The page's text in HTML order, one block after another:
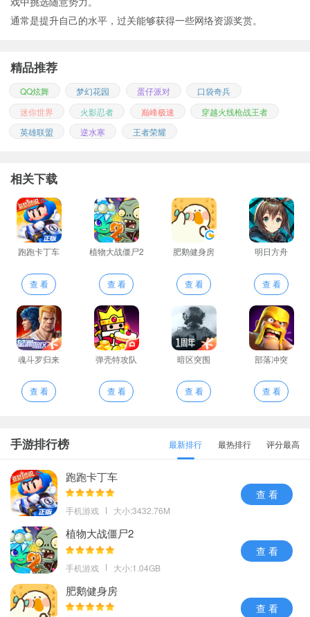
通常是提升自己的水平，过关能够获得一些网络资源奖赏。
精品推荐
QQ炫舞 梦幻花园 蛋仔派对
口袋奇兵
迷你世界
火影忍者 巅峰极速
穿越火线枪战王者
英雄联盟
逆水寒 王者荣耀
相关下载
跑跑卡丁车
查 看
植物大战僵尸2
查 看
肥鹅健身房
查 看
明日方舟
查 看
魂斗罗归来
查 看
弹壳特攻队
查 看
暗区突围
查 看
部落冲突
查 看
手游排行榜 最新排行 最热排行 评分最高
跑跑卡丁车
手机游戏 大小:3432.76M
查 看
植物大战僵尸2
手机游戏 大小:1.04GB
查 看
肥鹅健身房
查 看